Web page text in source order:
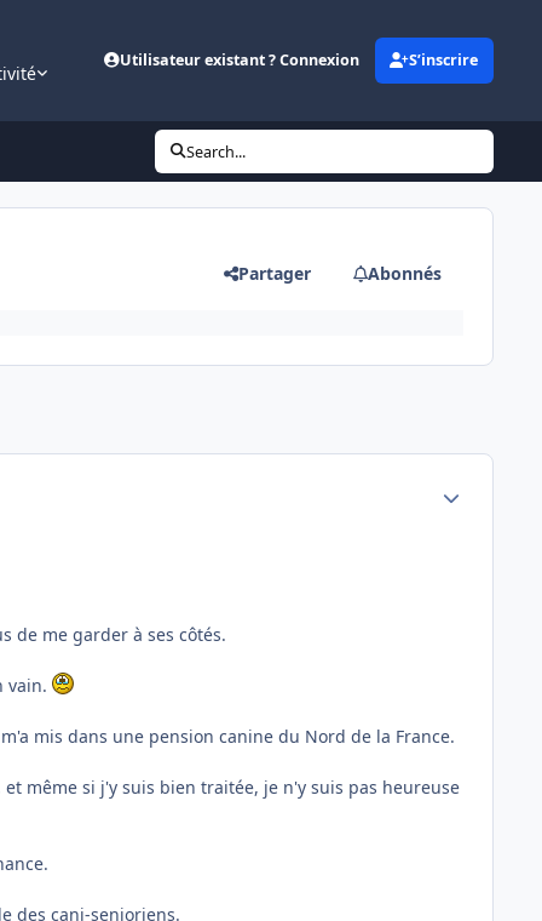
Utilisateur existant ? Connexion S’inscrire
Search...
Partager Abonnés
de me garder à ses côtés.
vain.
mis dans une pension canine du Nord de la France.
même si j'y suis bien traitée, je n'y suis pas heureuse
des cani-senioriens.